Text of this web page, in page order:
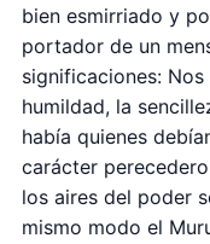
bien esmirriado y
portador de un
significaciones:
humildad, la
había quienes
carácter
los aires del poder
mismo modo el